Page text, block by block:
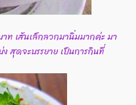
าท เส้นเล็กลวกมานิ่มมากค่ะมา
สุดจะบรรยาย เป็นการกินที่